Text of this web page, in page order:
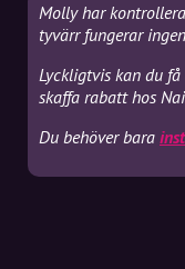
Molly har
tyvärr fungerar
Lyckligtvis kan du
skaffa rabatt hos
Du behöver bara